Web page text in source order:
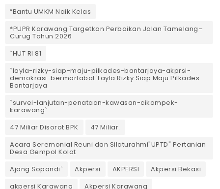
“Bantu UMKM Naik Kelas
*PUPR Karawang Targetkan Perbaikan Jalan Tamelang–
Curug Tahun 2026
`HUT RI 81
`layla-rizky-siap-maju-pilkades-bantarjaya-akprsi-
demokrasi-bermartabat`Layla Rizky Siap Maju Pilkades
Bantarjaya
`survei-lanjutan-penataan-kawasan-cikampek-
karawang`
47 Miliar Disorot BPK
47 Miliar.
Acara Seremonial Reuni dan Silaturahmi"UPTD" Pertanian
Desa Gempol Kolot
Ajang Sopandi`
Akpersi AKPERSI
Akpersi Bekasi
akpersi Karawang
Akpersi Karawang